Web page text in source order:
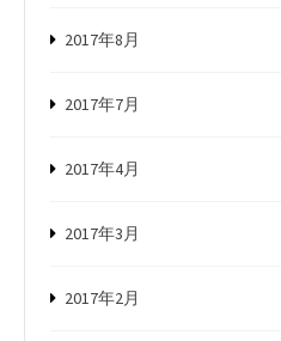
2017年8月
2017年7月
2017年4月
2017年3月
2017年2月